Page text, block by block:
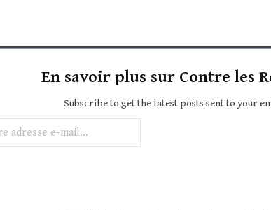
En savoir plus sur Contre les
Subscribe to get the latest posts sent to your